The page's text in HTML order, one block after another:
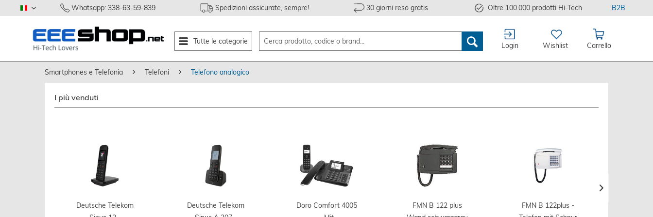
italiano Whatsapp: 338-63-59-839 Spedizioni assicurate, sempre! 30 giorni reso gratis Oltre 100.000 prodotti Hi-Tech B2B
Tutte le categorie
Login Wishlist Carrello
Smartphones e Telefonia Telefoni Telefono analogico
I più venduti
Deutsche Telekom
Deutsche Telekom
Doro Comfort 4005
FMN B 122 plus
FMN B 122plus -